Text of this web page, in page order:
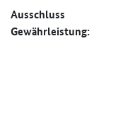
Ausschluss
Gewährleistung: